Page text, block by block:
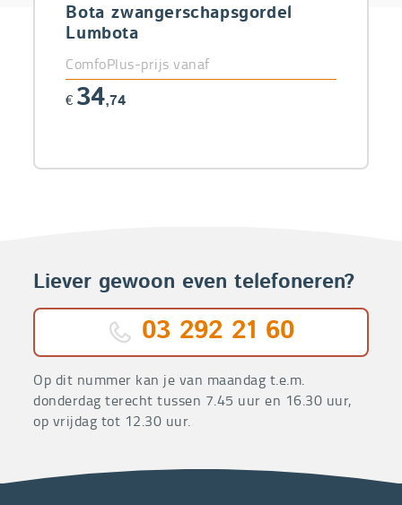
Bota zwangerschapsgordel
Lumbota
ComfoPlus-prijs vanaf
€ 34,74
Liever gewoon even telefoneren?
03 292 21 60
Op dit nummer kan je van maandag t.e.m.
donderdag terecht tussen 7.45 uur en 16.30 uur,
op vrijdag tot 12.30 uur.